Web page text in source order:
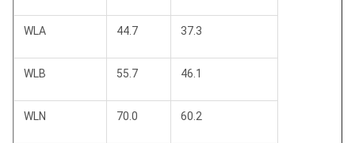
WLA 44.7 37.3
WLB 55.7 46.1
WLN 70.0 60.2